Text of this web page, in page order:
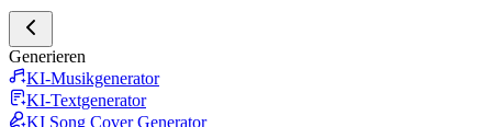
Generieren
KI-Musikgenerator
KI-Textgenerator
KI Song Cover Generator